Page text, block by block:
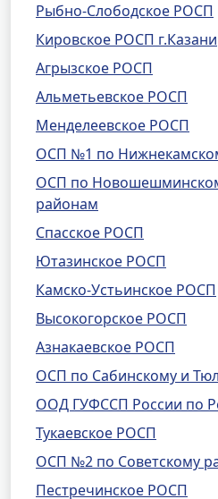
Рыбно-Слободское РОСП
Кировское РОСП г.Казани
Агрызское РОСП
Альметьевское РОСП
Менделеевское РОСП
ОСП №1 по
ОСП по
районам
Спасское РОСП
Ютазинское РОСП
Камско-Устьинское РОСП
Высокогорское РОСП
Азнакаевское РОСП
ОСП по Сабинскому и
ООД ГУФССП России по
Тукаевское РОСП
ОСП №2 по Советскому
Пестречинское РОСП